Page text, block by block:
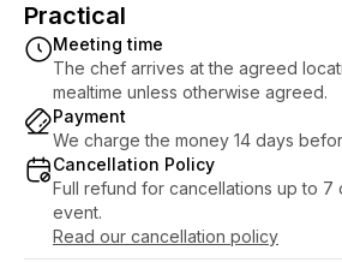
Practical
Meeting time
The chef arrives at the agreed
mealtime unless otherwise agreed.
Payment
We charge the money 14 days
Cancellation Policy
Full refund for cancellations up to
event.
Read our cancellation policy